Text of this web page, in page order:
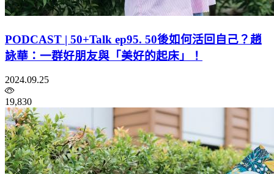
PODCAST | 50+Talk ep95. 50後如何活回自己？趙
詠華：一群好朋友與「美好的起床」！
2024.09.25
19,830